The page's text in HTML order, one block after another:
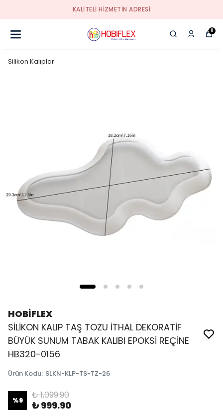
KALİTELİ HİZMETİN ADRESİ
0
Silikon Kalıplar
HOBİFLEX
SİLİKON KALIP TAŞ TOZU İTHAL DEKORATİF
BÜYÜK SUNUM TABAK KALIBI EPOKSİ REÇİNE
HB320-0156
Ürün Kodu: SLKN-KLP-TS-TZ-26
%9 ₺ 1,099.90
₺ 999.90